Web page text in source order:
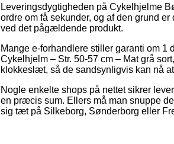
Leveringsdygtigheden på Cykelhjelme
ordre om få sekunder, og af den grund
ved det pågældende produkt.
Mange e-forhandlere stiller garanti om
Cykelhjelm – Str. 50-57 cm – Mat grå
klokkeslæt, så de sandsynligvis kan nå
Nogle enkelte shops på nettet sikrer
en præcis sum. Ellers må man snuppe
sig tæt på Silkeborg, Sønderborg eller